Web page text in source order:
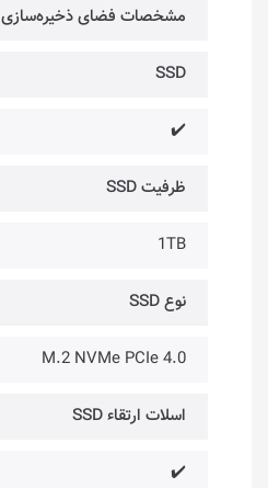
مشخصات فضای ذخیره‌سازی
SSD
✔️
ظرفیت SSD
1TB
نوع SSD
M.2 NVMe PCIe 4.0
اسلات ارتقاء SSD
✔️